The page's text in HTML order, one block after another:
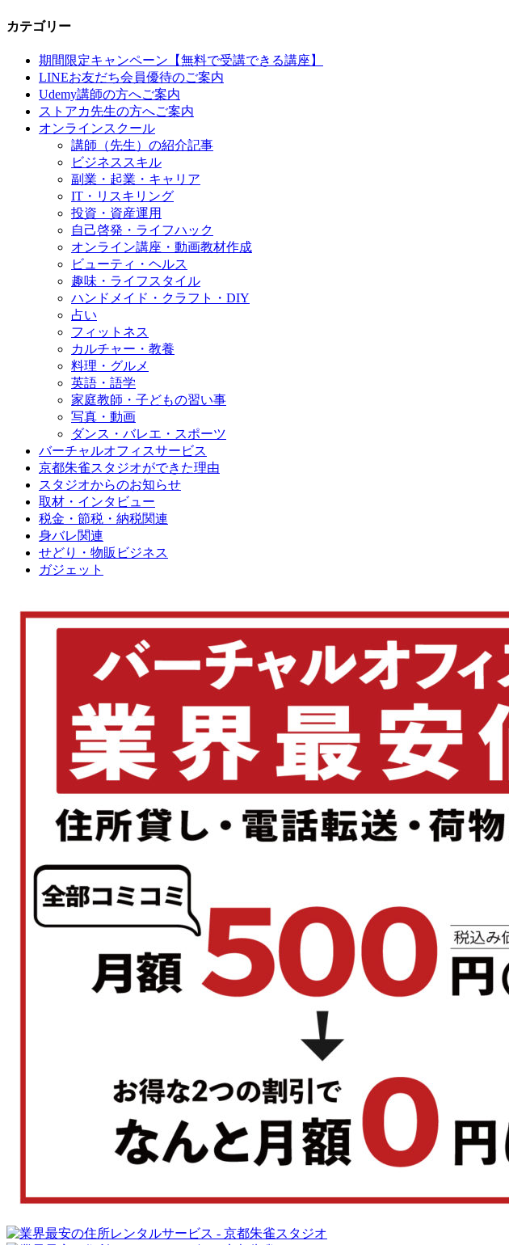
カテゴリー
期間限定キャンペーン【無料で受講できる講座】
LINEお友だち会員優待のご案内
Udemy講師の方へご案内
ストアカ先生の方へご案内
オンラインスクール
講師（先生）の紹介記事
ビジネススキル
副業・起業・キャリア
IT・リスキリング
投資・資産運用
自己啓発・ライフハック
オンライン講座・動画教材作成
ビューティ・ヘルス
趣味・ライフスタイル
ハンドメイド・クラフト・DIY
占い
フィットネス
カルチャー・教養
料理・グルメ
英語・語学
家庭教師・子どもの習い事
写真・動画
ダンス・バレエ・スポーツ
バーチャルオフィスサービス
京都朱雀スタジオができた理由
スタジオからのお知らせ
取材・インタビュー
税金・節税・納税関連
身バレ関連
せどり・物販ビジネス
ガジェット